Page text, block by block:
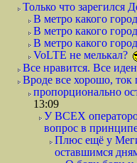
Только что зарегился
В метро какого
В метро какого
В метро какого
VoLTE не мелькал?
Все нравится. Все
Вроде все хорошо,
пропорционально
13:09
У ВСЕХ
вопрос в
Плюс ещё у
оставшимся